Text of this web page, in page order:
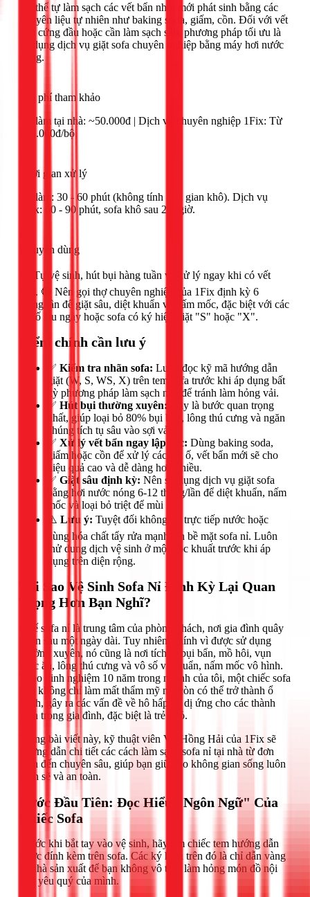
Có thể tự làm sạch các vết bẩn nhỏ, mới phát sinh bằng các
nguyên liệu tự nhiên như baking soda, giấm, cồn. Đối với vết
bẩn cứng đầu hoặc cần làm sạch sâu, phương pháp tối ưu là
sử dụng dịch vụ giặt sofa chuyên nghiệp bằng máy hơi nước
nóng.
Chi phí tham khảo
Tự làm tại nhà: ~50.000đ | Dịch vụ chuyên nghiệp 1Fix: Từ
350.000đ/bộ.
Thời gian xử lý
Tự làm: 30 - 60 phút (không tính thời gian khô). Dịch vụ
1Fix: 60 - 90 phút, sofa khô sau 2-3 giờ.
Khuyên dùng
🟢 Tự vệ sinh, hút bụi hàng tuần và xử lý ngay khi có vết
bẩn. 🔴 Nên gọi thợ chuyên nghiệp của 1Fix định kỳ 6
tháng/lần để giặt sâu, diệt khuẩn và nấm mốc, đặc biệt với các
vết ố lâu ngày hoặc sofa có ký hiệu giặt "S" hoặc "X".
Điểm chính cần lưu ý
✅ Kiểm tra nhãn sofa: Luôn đọc kỹ mã hướng dẫn
giặt (W, S, WS, X) trên tem sofa trước khi áp dụng bất
kỳ phương pháp làm sạch nào để tránh làm hỏng vải.
✅ Hút bụi thường xuyên:
Đây là bước quan trọng
nhất, giúp loại bỏ 80% bụi bẩn, lông thú cưng và ngăn
chúng tích tụ sâu vào sợi vải.
✅ Xử lý vết bẩn ngay lập tức: Dùng baking soda,
giấm hoặc cồn để xử lý các vết ố, vết bẩn mới sẽ cho
hiệu quả cao và dễ dàng hơn nhiều.
✅ Giặt sâu định kỳ: Nên sử dụng dịch vụ giặt sofa
bằng hơi nước nóng 6-12 tháng/lần để diệt khuẩn, nấm
mốc và loại bỏ triệt để mùi hôi.
⚠️ Lưu ý: Tuyệt đối không đổ trực tiếp nước hoặc
dùng hóa chất tẩy rửa mạnh lên bề mặt sofa nỉ. Luôn
thử dung dịch vệ sinh ở một góc khuất trước khi áp
dụng trên diện rộng.
Tại Sao Vệ Sinh Sofa Nỉ Định Kỳ Lại Quan
Trọng Hơn Bạn Nghĩ?
Ghế sofa nỉ là trung tâm của phòng khách, nơi gia đình quây
quần sau một ngày dài. Tuy nhiên, chính vì được sử dụng
thường xuyên, nó cũng là nơi tích tụ bụi bẩn, mồ hôi, vụn
thức ăn, lông thú cưng và vô số vi khuẩn, nấm mốc vô hình.
Theo kinh nghiệm 10 năm trong ngành của tôi, một chiếc sofa
bẩn không chỉ làm mất thẩm mỹ mà còn có thể trở thành ổ
bệnh, gây ra các vấn đề về hô hấp và dị ứng cho các thành
viên trong gia đình, đặc biệt là trẻ nhỏ.
Trong bài viết này, kỹ thuật viên Võ Hồng Hải của 1Fix sẽ
hướng dẫn chi tiết các cách làm sạch sofa nỉ tại nhà từ đơn
giản đến chuyên sâu, giúp bạn giữ cho không gian sống luôn
sạch sẽ và an toàn.
Bước Đầu Tiên: Đọc Hiểu "Ngôn Ngữ" Của
Chiếc Sofa
Trước khi bắt tay vào vệ sinh, hãy tìm chiếc tem hướng dẫn
được đính kèm trên sofa. Các ký hiệu trên đó là chỉ dẫn vàng
từ nhà sản xuất để bạn không vô tình làm hỏng món đồ nội
thất yêu quý của mình.